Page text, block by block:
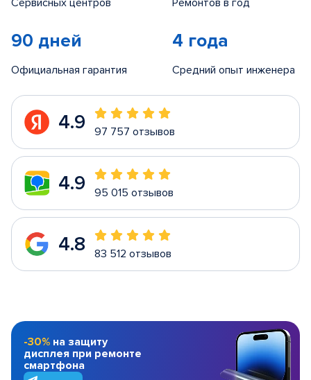
Сервисных центров Ремонтов в год
90 дней
Официальная гарантия
4 года
Средний опыт инженера
4.9 97 757 отзывов
4.9 95 015 отзывов
4.8 83 512 отзывов
-30% на защиту
дисплея при ремонте
смартфона